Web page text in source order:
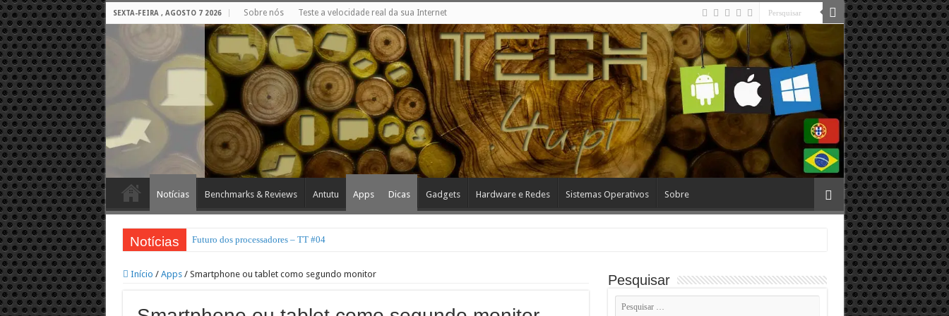
SEXTA-FEIRA , AGOSTO 7 2026 Sobre nós Teste a velocidade real da sua Internet
Notícias Benchmarks & Reviews Antutu Apps Dicas Gadgets Hardware e Redes Sistemas Operativos Sobre
Notícias Futuro dos processadores – TT #04
Início / Apps / Smartphone ou tablet como segundo monitor Pesquisar